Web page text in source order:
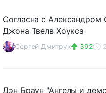
Согласна с
Джона Твелв Хоукса
Сергей Дмитрук 392
Дэн Браун "Ангелы и